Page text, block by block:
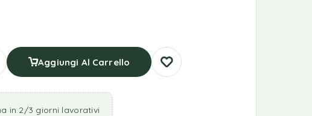
Aggiungi Al Carrello
in 2/3 giorni lavorativi